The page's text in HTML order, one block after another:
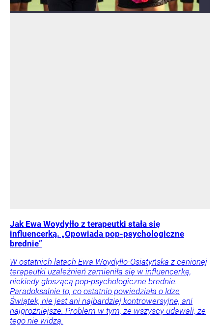
Jak Ewa Woydyłło z terapeutki stała się
influencerką. „Opowiada pop-psychologiczne
brednie”
W ostatnich latach Ewa Woydyłło-Osiatyńska z cenionej
terapeutki uzależnień zamieniła się w influencerkę,
niekiedy głoszącą pop-psychologiczne brednie.
Paradoksalnie to, co ostatnio powiedziała o Idze
Świątek, nie jest ani najbardziej kontrowersyjne, ani
najgroźniejsze. Problem w tym, że wszyscy udawali, że
tego nie widzą.